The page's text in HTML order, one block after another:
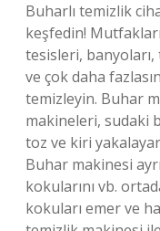
Buharlı temizlik
keşfedin!
tesisleri,
ve çok daha
temizleyin. Buhar
makineleri, sudaki
toz ve kiri
Buhar makinesi
kokularını vb.
kokuları emer ve